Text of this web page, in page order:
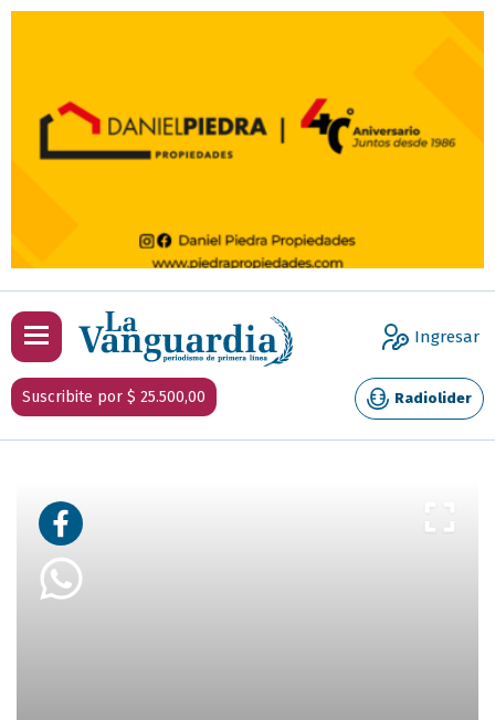
Ingresar
Suscribite por $ 25.500,00 Radiolider